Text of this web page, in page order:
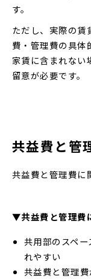
す。
ただし、実際の賃
費・管理費の具体
家賃に含まれない
留意が必要です。
共益費と管
共益費と管理費に
▼共益費と管理費
共用部のスペ
れやすい
共益費と管理